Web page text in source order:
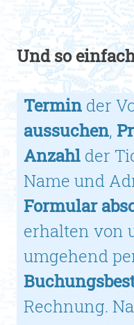
Und so
Termin der
aussuchen,
Anzahl der
Name und
Formular
erhalten von
umgehend
Rechnung.